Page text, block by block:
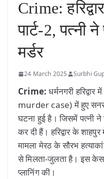
Crime:
पार्ट-2, पत्नी
मर्डर
24 March 2025 Surbhi
Crime:धर्मनगरी
murder case) में हुए
घटना हुई है। जिसमें पत्नी
कर दी हैं। हरिद्वार के
मामला मेरठ के सौरभ
से मिलता-जुलता है। इस केस
प्लानिंग की।